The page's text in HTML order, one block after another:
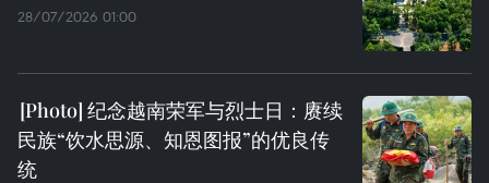
28/07/2026 01:00
纪念越南荣军与烈士日：赓续
民族“饮水思源、知恩图报”的优良传
统